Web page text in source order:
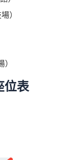
）
位表